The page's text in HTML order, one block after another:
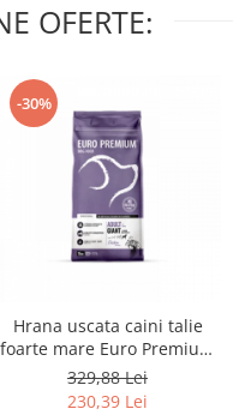
OFERTE:
-30%
Hrana uscata caini talie
foarte mare Euro Premium
Giant Adult pui si orez 15
Kg
329,88 Lei
230,39 Lei